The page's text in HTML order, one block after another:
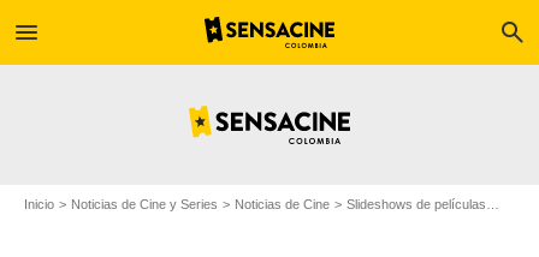
menu search
Inicio Noticias de Cine y Series Noticias de Cine Slideshows de películas